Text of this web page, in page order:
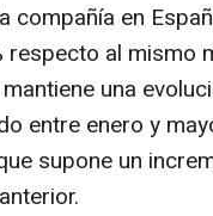
compañía en
al mismo
una
entre enero y
supone un